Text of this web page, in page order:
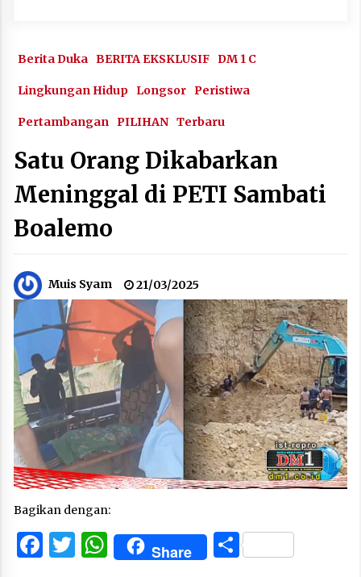
Berita Duka BERITA EKSKLUSIF DM 1 C
Lingkungan Hidup Longsor Peristiwa
Pertambangan PILIHAN Terbaru
Satu Orang Dikabarkan
Meninggal di PETI Sambati
Boalemo
Muis Syam 21/03/2025
Bagikan dengan:
Facebook
Twitter
WhatsApp
Share Share